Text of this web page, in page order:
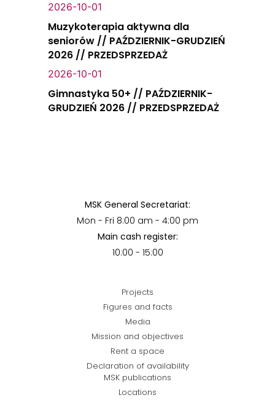
2026-10-01
Muzykoterapia aktywna dla
seniorów // PAŹDZIERNIK-GRUDZIEŃ
2026 // PRZEDSPRZEDAŻ
2026-10-01
Gimnastyka 50+ // PAŹDZIERNIK-
GRUDZIEŃ 2026 // PRZEDSPRZEDAŻ
MSK General Secretariat:
Mon - Fri 8:00 am - 4:00 pm
Main cash register:
10:00 - 15:00
Projects
Figures and facts
Media
Mission and objectives
Rent a space
Declaration of availability
MSK publications
Locations